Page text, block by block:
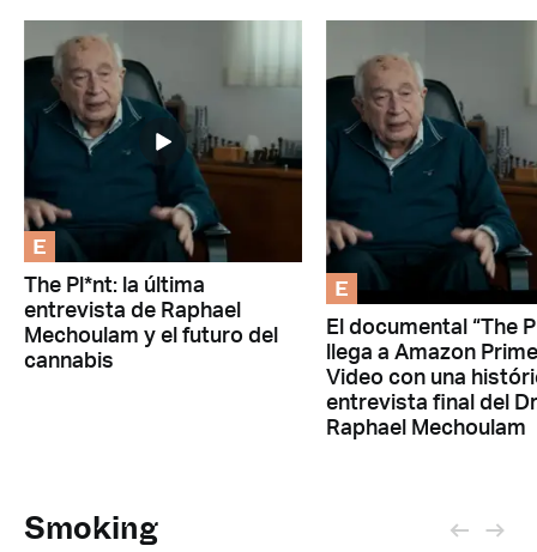
E
The Pl*nt: la última
entrevista de Raphael
Mechoulam y el futuro del
cannabis
E
El documental “The
llega a Amazon Prime
Video con una
entrevista final del
Raphael Mechoulam
Smoking